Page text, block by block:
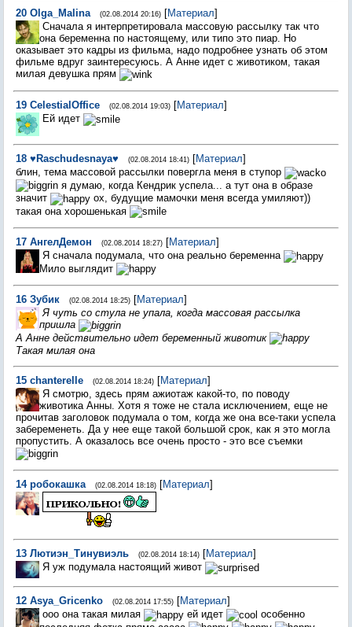
20 Olga_Malina (02.08.2014 20:16) [Материал]
Сначала я интерпретировала массовую рассылку так что
она беременна по настоящему, или типо это пиар. Но
оказывает это кадры из фильма, надо подробнее узнать об этом
фильме вдруг заинтересуюсь. А Анне идет с животиком, такая
милая девушка прям
19 СelestialОffice (02.08.2014 19:03) [Материал]
Ей идет
18 ♥Raschudesnaya♥ (02.08.2014 18:41) [Материал]
блин, тема массовой рассылки повергла меня в ступор
я думаю, когда Кендрик успела... а тут она в образе
значит
ох, будущие мамочки меня всегда умиляют))
такая она хорошенькая
17 АнгелДемон (02.08.2014 18:27) [Материал]
Я сначала подумала, что она реально беременна
Мило выглядит
16 Зубик (02.08.2014 18:25) [Материал]
Я чуть со стула не упала, когда массовая рассылка
пришла
А Анне действительно идет беременный животик
Такая милая она
15 chanterelle (02.08.2014 18:24) [Материал]
Я смотрю, здесь прям ажиотаж какой-то, по поводу
животика Анны. Хотя я тоже не стала исключением, еще не
прочитав заголовок подумала о том, когда же она все-таки успела
забеременеть. Да у нее еще такой большой срок, как я это могла
пропустить. А оказалось все очень просто - это все съемки
14 робокашка (02.08.2014 18:18) [Материал]
13 Лютиэн_Тинувиэль (02.08.2014 18:14) [Материал]
Я уж подумала настоящий живот
12 Asya_Gricenko (02.08.2014 17:55) [Материал]
ооо она такая милая
ей идет
особенно